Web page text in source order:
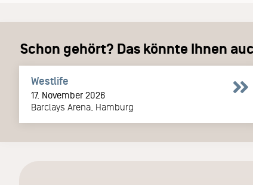
Schon gehört? Das könnte Ihnen
Westlife
17. November 2026
Barclays Arena, Hamburg